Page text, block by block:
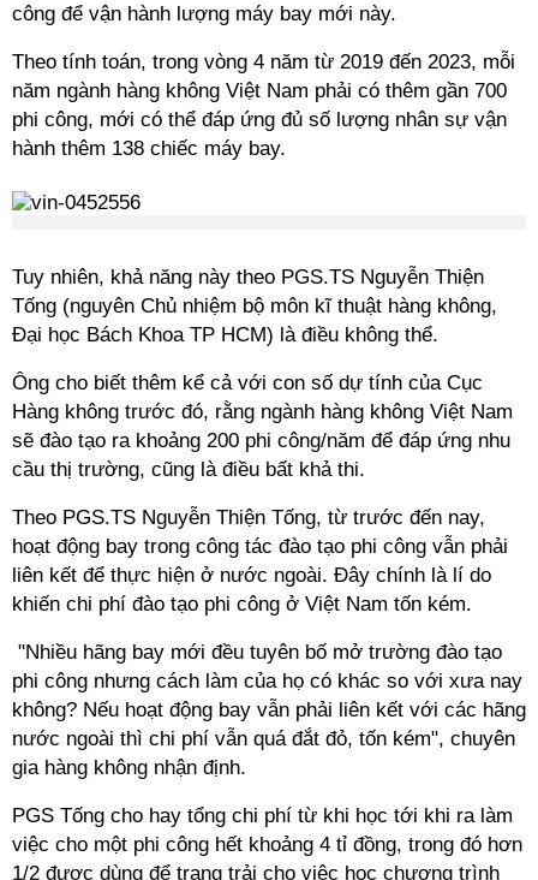
công để vận hành lượng máy bay mới này.
Theo tính toán, trong vòng 4 năm từ 2019 đến 2023, mỗi
năm ngành hàng không Việt Nam phải có thêm gần 700
phi công, mới có thể đáp ứng đủ số lượng nhân sự vận
hành thêm 138 chiếc máy bay.
Tuy nhiên, khả năng này theo PGS.TS Nguyễn Thiện
Tống (nguyên Chủ nhiệm bộ môn kĩthuật hàng không,
Đại học Bách Khoa TP HCM) là điều không thể.
Ông cho biết thêm kể cả với con số dự tính của Cục
Hàng không trước đó, rằng ngành hàng không Việt Nam
sẽ đào tạo ra khoảng 200 phi công/năm để đáp ứng nhu
cầu thị trường, cũng là điều bất khả thi.
Theo PGS.TS Nguyễn Thiện Tống, từ trước đến nay,
hoạt động bay trong công tác đào tạo phi công vẫn phải
liên kết để thực hiện ở nước ngoài. Đây chính là lí do
khiến chi phí đào tạo phi công ở Việt Nam tốn kém.
"Nhiều hãng bay mới đều tuyên bố mở trường đào tạo
phi công nhưng cách làm của họ có khác so với xưa nay
không? Nếu hoạt động bay vẫn phải liên kết với các hãng
nước ngoài thì chi phí vẫn quá đắt đỏ, tốn kém", chuyên
gia hàng không nhận định.
PGS Tống cho hay tổng chi phí từ khi học tới khi ra làm
việc cho một phi công hết khoảng 4 tỉ đồng, trong đó hơn
1/2 được dùng để trang trải cho việc học chương trình